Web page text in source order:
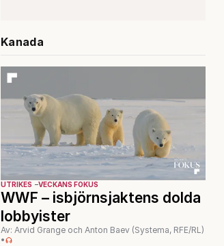
Kanada
UTRIKES VECKANS FOKUS
WWF – isbjörnsjaktens dolda
lobbyister
Av: Arvid Grange och Anton Baev (Systema, RFE/RL)
•